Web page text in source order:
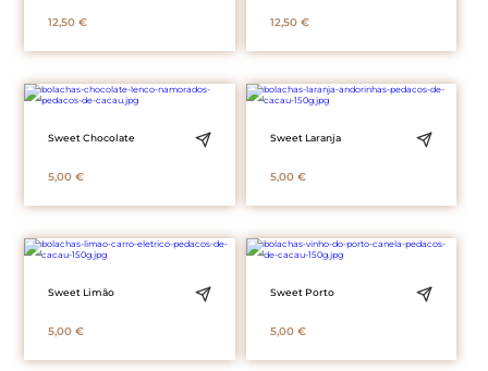
12,50€ 12,50 €
Sweet Chocolate
5,00€
Sweet Laranja
5,00 €
Sweet Limão
5,00€
Sweet Porto
5,00 €